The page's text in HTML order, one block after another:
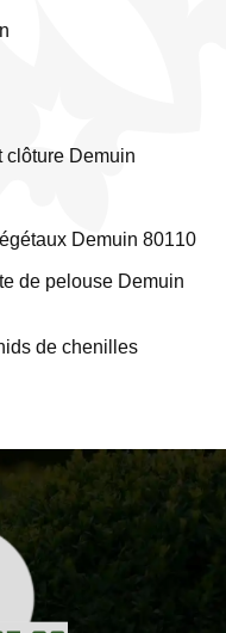
clôture Demuin
Demuin 80110
de pelouse Demuin
de chenilles